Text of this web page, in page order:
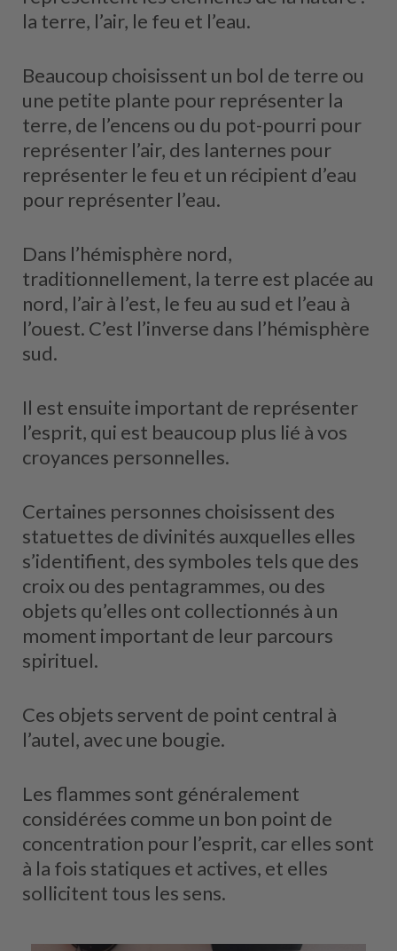
la terre, l’air, le feu et l’eau.
Beaucoup choisissent un bol de terre ou
une petite plante pour représenter la
terre, de l’encens ou du pot-pourri pour
représenter l’air, des lanternes pour
représenter le feu et un récipient d’eau
pour représenter l’eau.
Dans l’hémisphère nord,
traditionnellement, la terre est placée au
nord, l’air à l’est, le feu au sud et l’eau à
l’ouest. C’est l’inverse dans l’hémisphère
sud.
Il est ensuite important de représenter
l’esprit, qui est beaucoup plus lié à vos
croyances personnelles.
Certaines personnes choisissent des
statuettes de divinités auxquelles elles
s’identifient, des symboles tels que des
croix ou des pentagrammes, ou des
objets qu’elles ont collectionnés à un
moment important de leur parcours
spirituel.
Ces objets servent de point central à
l’autel, avec une bougie.
Les flammes sont généralement
considérées comme un bon point de
concentration pour l’esprit, car elles sont
à la fois statiques et actives, et elles
sollicitent tous les sens.